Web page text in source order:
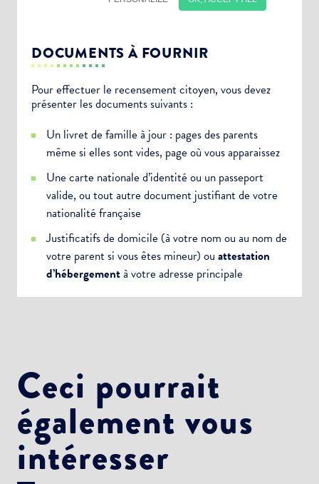
DOCUMENTS À FOURNIR
Pour effectuer le recensement citoyen, vous devez
présenter les documents suivants :
Un livret de famille à jour : pages des parents
même si elles sont vides, page où vous apparaissez
Une carte nationale d’identité ou un passeport
valide, ou tout autre document justifiant de votre
nationalité française
Justificatifs de domicile (à votre nom ou au nom de
votre parent si vous êtes mineur) ou attestation
d’hébergementà votre adresse principale
Ceci pourrait
également vous
intéresser
Choisissez votre abonnement :
Alertes Mail
Newsletter Sport et Vie associative